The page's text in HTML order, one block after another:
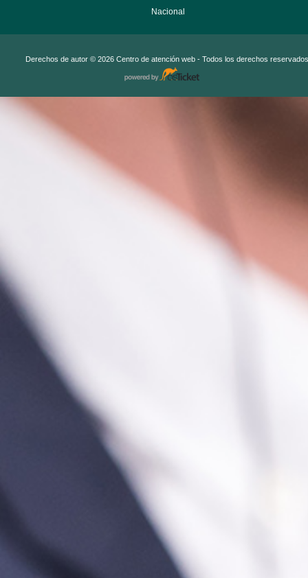
Nacional
Derechos de autor © 2026 Centro de atención web - Todos los derechos